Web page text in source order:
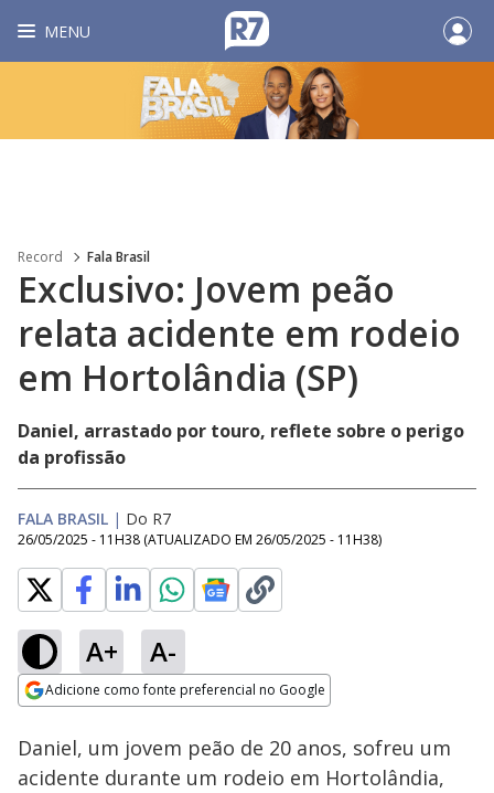
MENU
Record Fala Brasil
Exclusivo: Jovem peão
relata acidente em rodeio
em Hortolândia (SP)
Daniel, arrastado por touro, reflete sobre o perigo
da profissão
FALA BRASIL | Do R7
26/05/2025 - 11H38 (ATUALIZADO EM 26/05/2025 - 11H38)
A+ A-
Adicione como fonte preferencial no Google
Ativar
Loaded:
17.46%
Daniel, um jovem peão de 20 anos, sofreu um
acidente durante um rodeio em Hortolândia,